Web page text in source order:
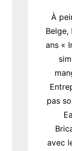
À
Belge,
ans «
pas
avec